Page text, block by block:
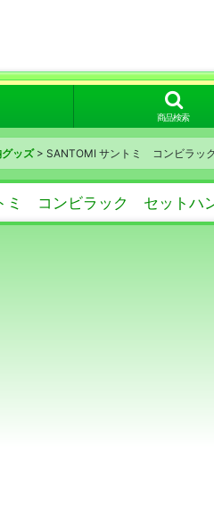
商品検索
ッズ > SANTOMI サントミ コンビラ
ミ コンビラック セット